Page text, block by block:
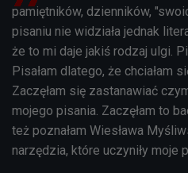
pamiętników, dzienników,
pisaniu nie widziała jednak
że to mi daje jakiś rodzaj ulgi.
Pisałam dlatego, że chciałam
Zaczęłam się zastanawiać
mojego pisania. Zaczęłam to
też poznałam Wiesława
narzędzia, które uczyniły moje